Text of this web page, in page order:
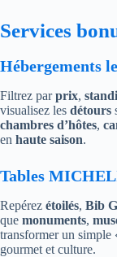
Services
Hébergements
Filtrez parprix,
visualisez les détours
chambres d’hôtes,
en haute saison.
Tables
Repérez étoilés, Bib
que monuments,
transformer un simple
gourmet et culture.